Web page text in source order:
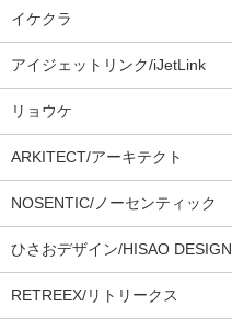
イケクラ
アイジェットリンク/iJetLink
リョウケ
ARKITECT/アーキテクト
NOSENTIC/ノーセンティック
ひさおデザイン/HISAO DESIGN
RETREEX/リトリークス